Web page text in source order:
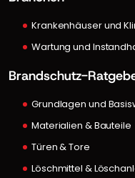
Krankenhäuser und
Wartung und
Brandschutz-
Grundlagen und
Materialien & Bauteile
Türen & Tore
Löschmittel &